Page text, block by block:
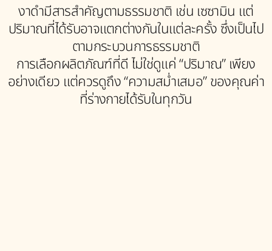
งาดำมีสารสำคัญตามธรรมชาติ เช่น เซซามิน แต่
ปริมาณที่ได้รับอาจแตกต่างกันในแต่ละครั้ง ซึ่งเป็นไป
ตามกระบวนการธรรมชาติ
การเลือกผลิตภัณฑ์ที่ดี ไม่ใช่ดูแค่ “ปริมาณ” เพียง
อย่างเดียว แต่ควรดูถึง “ความสม่ำเสมอ” ของคุณค่า
ที่ร่างกายได้รับในทุกวัน